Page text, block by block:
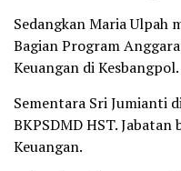
Sedangkan Maria Ulpah
Bagian Program
Keuangan di Kesbangpol.
Sementara Sri Jumianti
BKPSDMD HST.
Keuangan.